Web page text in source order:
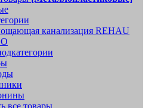
канализация REHAU
все товары